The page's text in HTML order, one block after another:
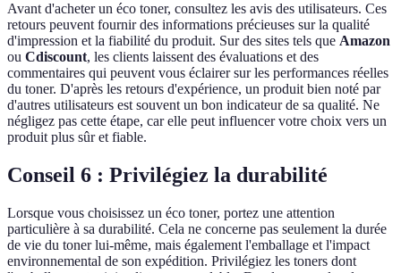
Avant d'acheter un éco toner, consultez les avis des utilisateurs. Ces
retours peuvent fournir des informations précieuses sur la qualité
d'impression et la fiabilité du produit. Sur des sites tels que Amazon
ou Cdiscount, les clients laissent des évaluations et des
commentaires qui peuvent vous éclairer sur les performances réelles
du toner. D'après les retours d'expérience, un produit bien noté par
d'autres utilisateurs est souvent un bon indicateur de sa qualité. Ne
négligez pas cette étape, car elle peut influencer votre choix vers un
produit plus sûr et fiable.
Conseil 6 : Privilégiez la durabilité
Lorsque vous choisissez un éco toner, portez une attention
particulière à sa durabilité. Cela ne concerne pas seulement la durée
de vie du toner lui-même, mais également l'emballage et l'impact
environnemental de son expédition. Privilégiez les toners dont